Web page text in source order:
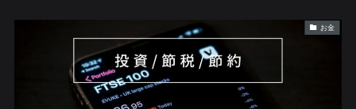
お金